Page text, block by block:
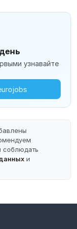
узнавайте
соблюдать
и